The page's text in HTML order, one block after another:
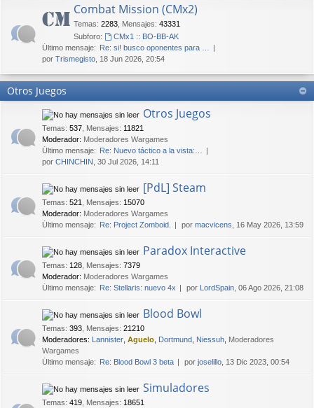
Combat Mission (CMx2)
Temas: 2283 Mensajes: 43331
Subforo:
CMx1 :: BO-BB-AK
Último mensaje: Re: si! busco oponentes para …
por Trismegisto , 18 Jun 2026, 20:54
Otros Juegos
Otros Juegos
Temas: 537 Mensajes: 11821
Moderador: Moderadores Wargames
Último mensaje: Re: Nuevo táctico a la vista:…
por CHINCHIN , 30 Jul 2026, 14:11
[PdL] Steam
Temas: 521 Mensajes: 15070
Moderador: Moderadores Wargames
Último mensaje: Re: Project Zomboid. por macvicens , 16 May 2026, 13:59
Paradox Interactive
Temas: 128 Mensajes: 7379
Moderador: Moderadores Wargames
Último mensaje: Re: Stellaris: nuevo 4x por LordSpain , 06 Ago 2026, 21:08
Blood Bowl
Temas: 393 Mensajes: 21210
Moderadores: Lannister Aguelo Dortmund Niessuh Moderadores
Wargames
Último mensaje: Re: Blood Bowl 3 beta por joselillo , 13 Dic 2023, 00:54
Simuladores
Temas: 419 Mensajes: 18651